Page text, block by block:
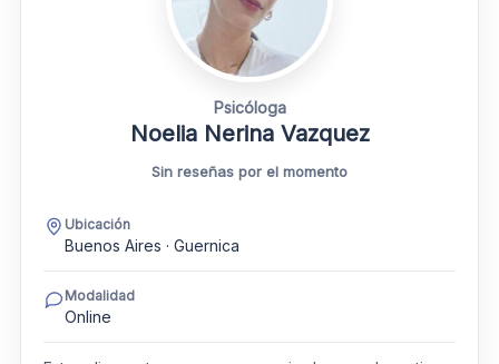
Psicóloga
Noelia Nerina Vazquez
Sin reseñas por el momento
Ubicación
Buenos Aires · Guernica
Modalidad
Online